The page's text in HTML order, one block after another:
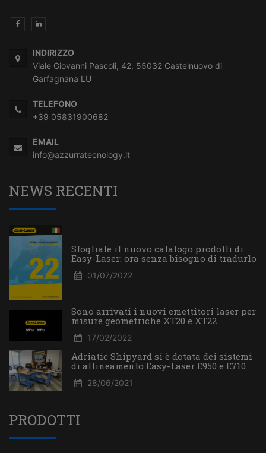
INDIRIZZO
Viale Giovanni Pascoli, 42, 55032 Castelnuovo di
Garfagnana LU
TELEFONO
+39 05831900682
EMAIL
info@azzurratecnology.it
NEWS RECENTI
Sfogliate il nuovo catalogo prodotti di
Easy-Laser: ora senza bisogno di tradurlo
01/07/2022
Sono arrivati i nuovi emettitori laser per
misure geometriche XT20 e XT22
17/02/2022
Adriatic Shipyard si è dotata dei sistemi
di allineamento Easy-Laser E950 e E710
28/06/2021
PRODOTTI